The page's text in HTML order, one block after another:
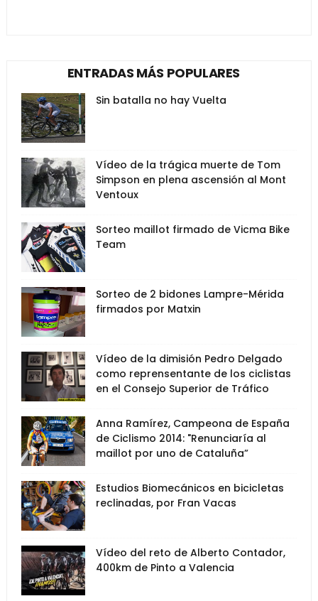
ENTRADAS MÁS POPULARES
Sin batalla no hay Vuelta
Vídeo de la trágica muerte de Tom
Simpson en plena ascensión al Mont
Ventoux
Sorteo maillot firmado de Vicma Bike
Team
Sorteo de 2 bidones Lampre-Mérida
firmados por Matxin
Vídeo de la dimisión Pedro Delgado
como reprensentante de los ciclistas
en el Consejo Superior de Tráfico
Anna Ramírez, Campeona de España
de Ciclismo 2014: "Renunciaría al
maillot por uno de Cataluña”
Estudios Biomecánicos en bicicletas
reclinadas, por Fran Vacas
Vídeo del reto de Alberto Contador,
400km de Pinto a Valencia